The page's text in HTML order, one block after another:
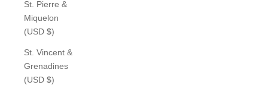
St. Pierre &
Miquelon
(USD $)
St. Vincent &
Grenadines
(USD $)